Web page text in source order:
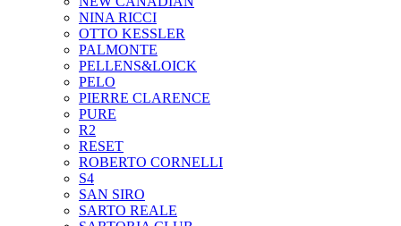
NINA RICCI
OTTO KESSLER
PALMONTE
PELLENS&LOICK
PELO
PIERRE CLARENCE
PURE
R2
RESET
ROBERTO CORNELLI
S4
SAN SIRO
SARTO REALE